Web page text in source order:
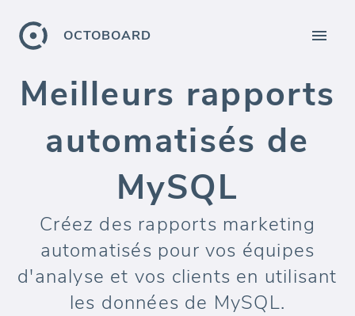
OCTOBOARD
Meilleurs rapports
automatisés de
MySQL
Créez des rapports marketing
automatisés pour vos équipes
d'analyse et vos clients en utilisant
les données de MySQL.